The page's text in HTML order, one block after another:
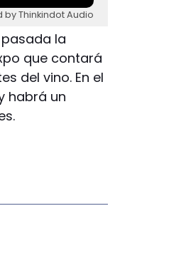
by Thinkindot Audio
la
que contará
del vino. En el
habrá un